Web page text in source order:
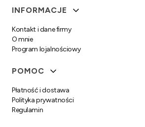
Linki w stopce
INFORMACJE
Kontakt i dane firmy
O mnie
Program lojalnościowy
POMOC
Płatność i dostawa
Polityka prywatności
Regulamin